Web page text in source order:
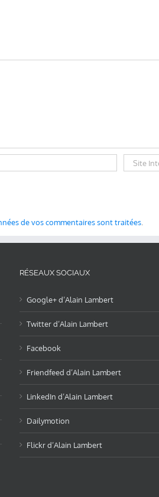
de vos commentaires sont traitées
RÉSEAUX SOCIAUX
Google+ d’Alain Lambert
Twitter d’Alain Lambert
Facebook
Friendfeed d’Alain Lambert
LinkedIn d’Alain Lambert
Dailymotion
Flickr d’Alain Lambert